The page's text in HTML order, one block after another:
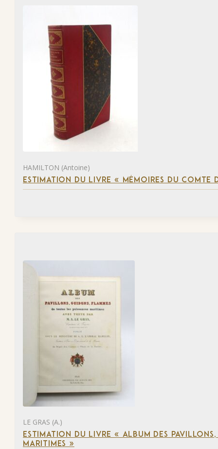
HAMILTON (Antoine)
ESTIMATION DU LIVRE « MÉMOIRES DU COMTE
LE GRAS (A.)
ESTIMATION DU LIVRE « ALBUM DES
MARITIMES »